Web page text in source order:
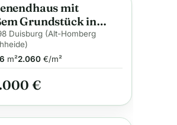
mit
Grundstück in
Hochheide
Duisburg (Alt-Homberg
m²2.060€/m²
€